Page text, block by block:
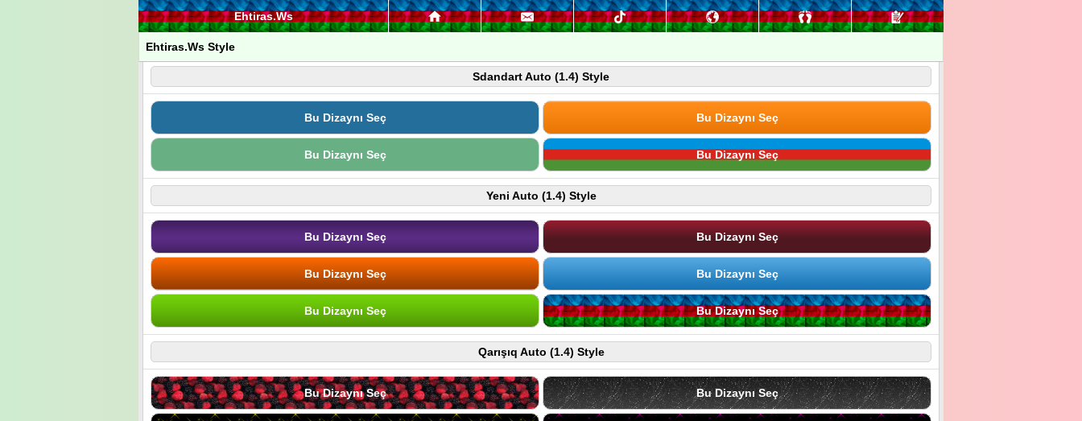
Ehtiras.Ws
Ehtiras.Ws Style
Sdandart Auto (1.4) Style
Bu Dizaynı Seç Bu Dizaynı Seç
Bu Dizaynı Seç Bu Dizaynı Seç
Yeni Auto (1.4) Style
Bu Dizaynı Seç Bu Dizaynı Seç
Bu Dizaynı Seç Bu Dizaynı Seç
Bu Dizaynı Seç Bu Dizaynı Seç
Qarışıq Auto (1.4) Style
Bu Dizaynı Seç Bu Dizaynı Seç